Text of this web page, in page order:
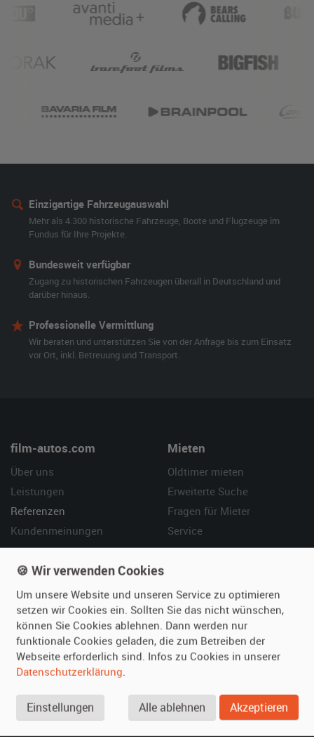
Einzigartige Fahrzeugauswahl
Mehr als 4.300 historische Fahrzeuge, Boote und Flugzeuge im
Fundus für Ihre Projekte.
Bundesweit verfügbar
Zugang zu historischen Fahrzeugen überall in Deutschland und
darüber hinaus.
Professionelle Vermittlung
Wir beraten und unterstützen Sie von der Anfrage bis zum Einsatz
vor Ort, inkl. Betreuung und Transport.
film-autos.com
Über uns
Leistungen
Referenzen
Kundenmeinungen
Mieten
Oldtimer mieten
Erweiterte Suche
Fragen für Mieter
Service
Vermieten
Oldtimer anmelden
Fotos senden
Fragen für Vermieter
Inserat verwalten
Häufige Fragen (FAQ)
So funktioniert's
Kontakt
Berühmte Filmautos –
unsere Top 10 ...
🍪 Wir verwenden Cookies
Um unsere Website und unseren Service zu optimieren
setzen wir Cookies ein. Sollten Sie das nicht wünschen,
können Sie Cookies ablehnen. Dann werden nur
funktionale Cookies geladen, die zum Betreiben der
Webseite erforderlich sind. Infos zu Cookies in unserer
Datenschutzerklärung.
Einstellungen Alle ablehnen Akzeptieren